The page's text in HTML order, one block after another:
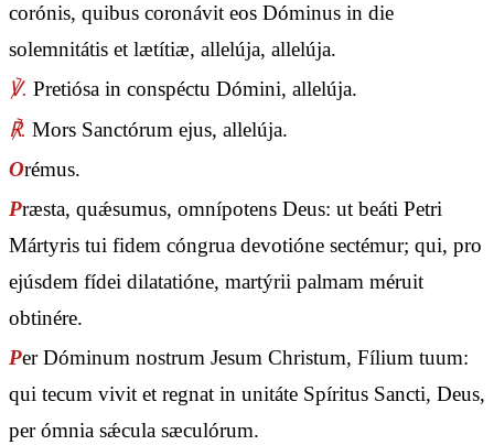
corónis, quibus coronávit eos Dóminus in die
solemnitátis et lætítiæ, allelúja, allelúja.
℣. Pretiósa in conspéctu Dómini, allelúja.
℟. Mors Sanctórum ejus, allelúja.
Orémus.
Præsta, quǽsumus, omnípotens Deus: ut beáti Petri
Mártyris tui fidem cóngrua devotióne sectémur; qui, pro
ejúsdem fídei dilatatióne, martýrii palmam méruit
obtinére.
Per Dóminum nostrum Jesum Christum, Fílium tuum:
qui tecum vivit et regnat in unitáte Spíritus Sancti, Deus,
per ómnia sǽcula sæculórum.